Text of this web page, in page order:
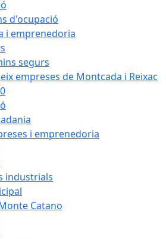
d'ocupació
i emprenedoria
segurs
empreses de Montcada i Reixac
i emprenedoria
industrials
Catano